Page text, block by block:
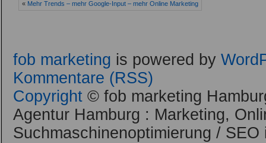
« Mehr Trends – mehr Google-Input – mehr Online Marketing
fob marketing is powered by
Kommentare (RSS)
Copyright © fob marketing
Agentur Hamburg : Marketing,
Suchmaschinenoptimierung / SEO